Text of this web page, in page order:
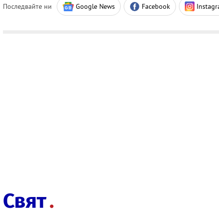
Последвайте ни Google News Facebook
Свят